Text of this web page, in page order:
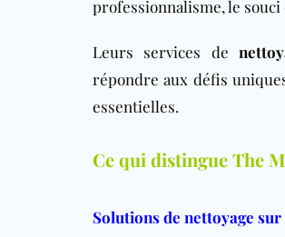
professionnalisme, le
Leurs services de
répondre aux défis
essentielles.
Ce qui distingue The
Solutions de nettoyage